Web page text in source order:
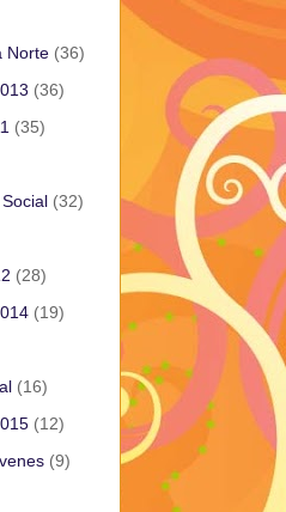
Norte (36)
(36)
(35)
(32)
(28)
(19)
(16)
(12)
(9)